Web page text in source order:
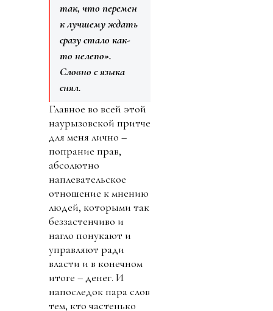
так, что перемен
к лучшему ждать
сразу стало как-
то нелепо».
Словно с языка
снял.
Главное во всей этой
наурызовской притче
для меня лично –
попрание прав,
абсолютно
наплевательское
отношение к мнению
людей, которыми так
беззастенчиво и
нагло понукают и
управляют ради
власти и в конечном
итоге – денег. И
напоследок пара слов
тем, кто частенько